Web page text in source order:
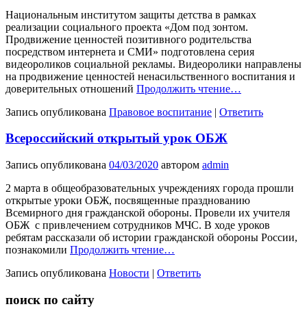
Национальным институтом защиты детства в рамках
реализации социального проекта «Дом под зонтом.
Продвижение ценностей по­зитивного родительства
посредством интернета и СМИ» подготовлена серия
видеороликов социальной рекламы. Видеоролики направлены
на продвижение ценностей ненасильственного воспитания и
доверительных отношений Продолжить чтение…
Запись опубликована Правовое воспитание | Ответить
Всероссийский открытый урок ОБЖ
Запись опубликована 04/03/2020 автором admin
2 марта в общеобразовательных учреждениях города прошли
открытые уроки ОБЖ, посвященные празднованию
Всемирного дня гражданской обороны. Провели их учителя
ОБЖ с привлечением сотрудников МЧС. В ходе уроков
ребятам рассказали об истории гражданской обороны России,
познакомили Продолжить чтение…
Запись опубликована Новости | Ответить
поиск по сайту